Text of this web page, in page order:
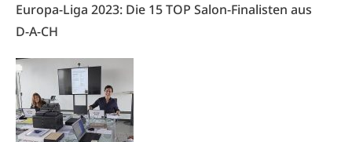
Europa-Liga 2023: Die 15 TOP Salon-Finalisten aus
D-A-CH